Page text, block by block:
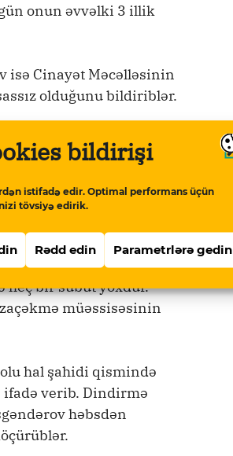
bildirişi
istifadə edir. Optimal performans üçün
tövsiyə edirik.
Rədd edin Parametrlərə gedin
onun əvvəlki 3 illik
isə Cinayət Məcəlləsinin
olduğunu bildiriblər.
ki, cəzaçəkmə
veriblər.
sələfi təriqətinə meylli
göstəricisi sayıla
onu tapanların özləri
deyilsə belə, həmin
heç bir sübut yoxdur.
müəssisəsinin
hal şahidi qismində
ifadə verib. Dindirmə
həbsdən